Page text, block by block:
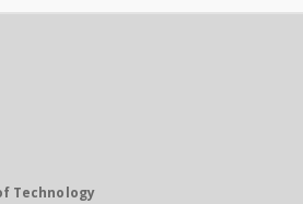
Technology